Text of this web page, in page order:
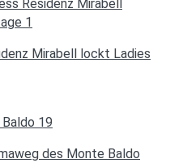
Mirabell lockt Ladies
des Monte Baldo